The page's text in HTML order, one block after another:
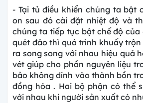
- Tại tủ điều khiển chúng ta bật
on sau đó cài đặt nhiệt độ và
chúng ta tiếp tục bật chế độ của
quét đảo thì quá trình khuấy trộn
ra song song với nhau hiệu quả
vét giúp cho phần nguyên liệu
bảo không dính vào thành bồn
đồng hóa . Hai bộ phận có thể
với nhau khi người sản xuất có